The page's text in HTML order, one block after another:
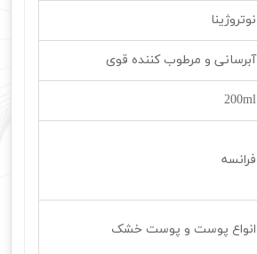
نوتروژینا
آبرسانی و مرطوب کننده قوی
200ml
فرانسه
انواع پوست و پوست خشک